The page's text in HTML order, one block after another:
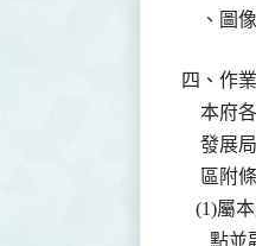
、圖
四、作
本
發
區
(1)